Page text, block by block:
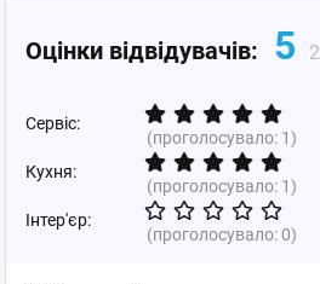
Оцінки відвідувачів: 5 2
Сервіс:
(проголосувало: 1)
Кухня:
(проголосувало: 1)
Інтер'єр:
(проголосувало:0)